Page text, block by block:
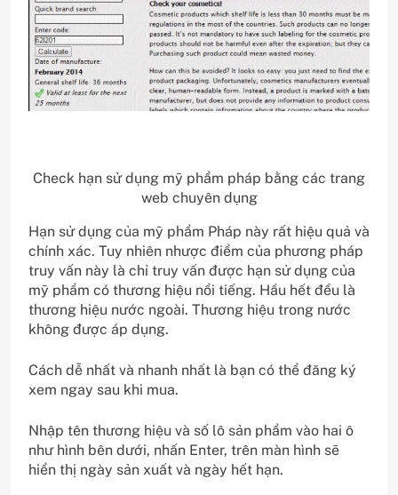
Check hạn sử dụng mỹ phẩm pháp bằng các trang
web chuyên dụng
Hạn sử dụng của mỹ phẩm Pháp này rất hiệu quả và
chính xác. Tuy nhiên nhược điểm của phương pháp
truy vấn này là chỉ truy vấn được hạn sử dụng của
mỹ phẩm có thương hiệu nổi tiếng. Hầu hết đều là
thương hiệu nước ngoài. Thương hiệu trong nước
không được áp dụng.
Cách dễ nhất và nhanh nhất là bạn có thể đăng ký
xem ngay sau khi mua.
Nhập tên thương hiệu và số lô sản phẩm vào hai ô
như hình bên dưới, nhấn Enter, trên màn hình sẽ
hiển thị ngày sản xuất và ngày hết hạn.